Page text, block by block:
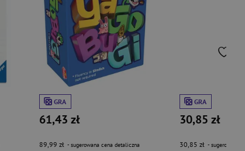
GRA
61,43 zł
89,99 zł - sugerowana cena detaliczna
GRA
30,85 zł
30,85 zł - sugerowana